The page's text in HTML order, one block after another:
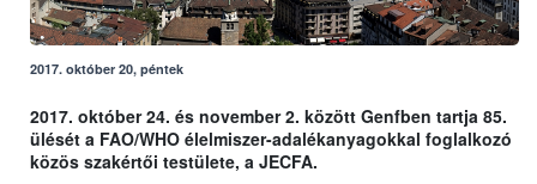
2017. október 20, péntek
2017. október 24. és november 2. között Genfben tartja 85.
ülését a FAO/WHO élelmiszer-adalékanyagokkal foglalkozó
közös szakértői testülete, a JECFA.